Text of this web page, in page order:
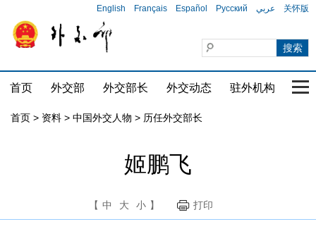
English Français Español Русский عربي 关怀版
首页 外交部 外交部长 外交动态 驻外机构 国
首页 > 资料 > 中国外交人物 > 历任外交部长
姬鹏飞
【 中 大 小 】 打印